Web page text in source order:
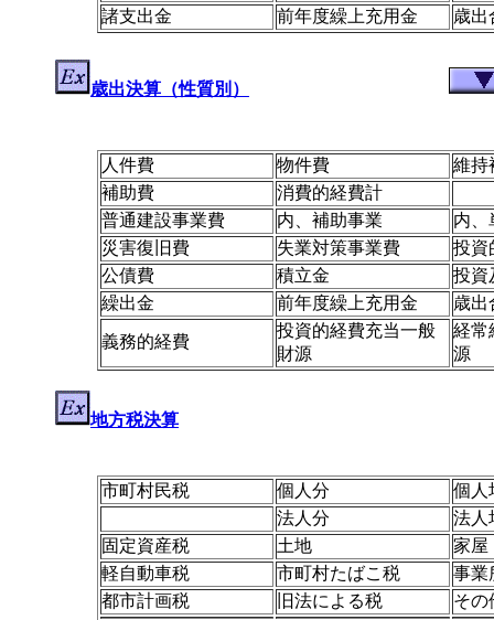
諸支出金
前年度繰上充用金 歳出
歳出決算（性質別）
人件費 物件費
維持
補助費
消費的経費計
普通建設事業費
内、補助事業
内、
災害復旧費
失業対策事業費
投資
公債費
積立金
投資
繰出金
前年度繰上充用金 歳出
義務的経費
投資的経費充当一般
財源
経常
源
地方税決算
市町村民税 個人分
個人
法人分
法人
固定資産税
土地
家屋
軽自動車税
市町村たばこ税
事業
都市計画税
旧法による税 その